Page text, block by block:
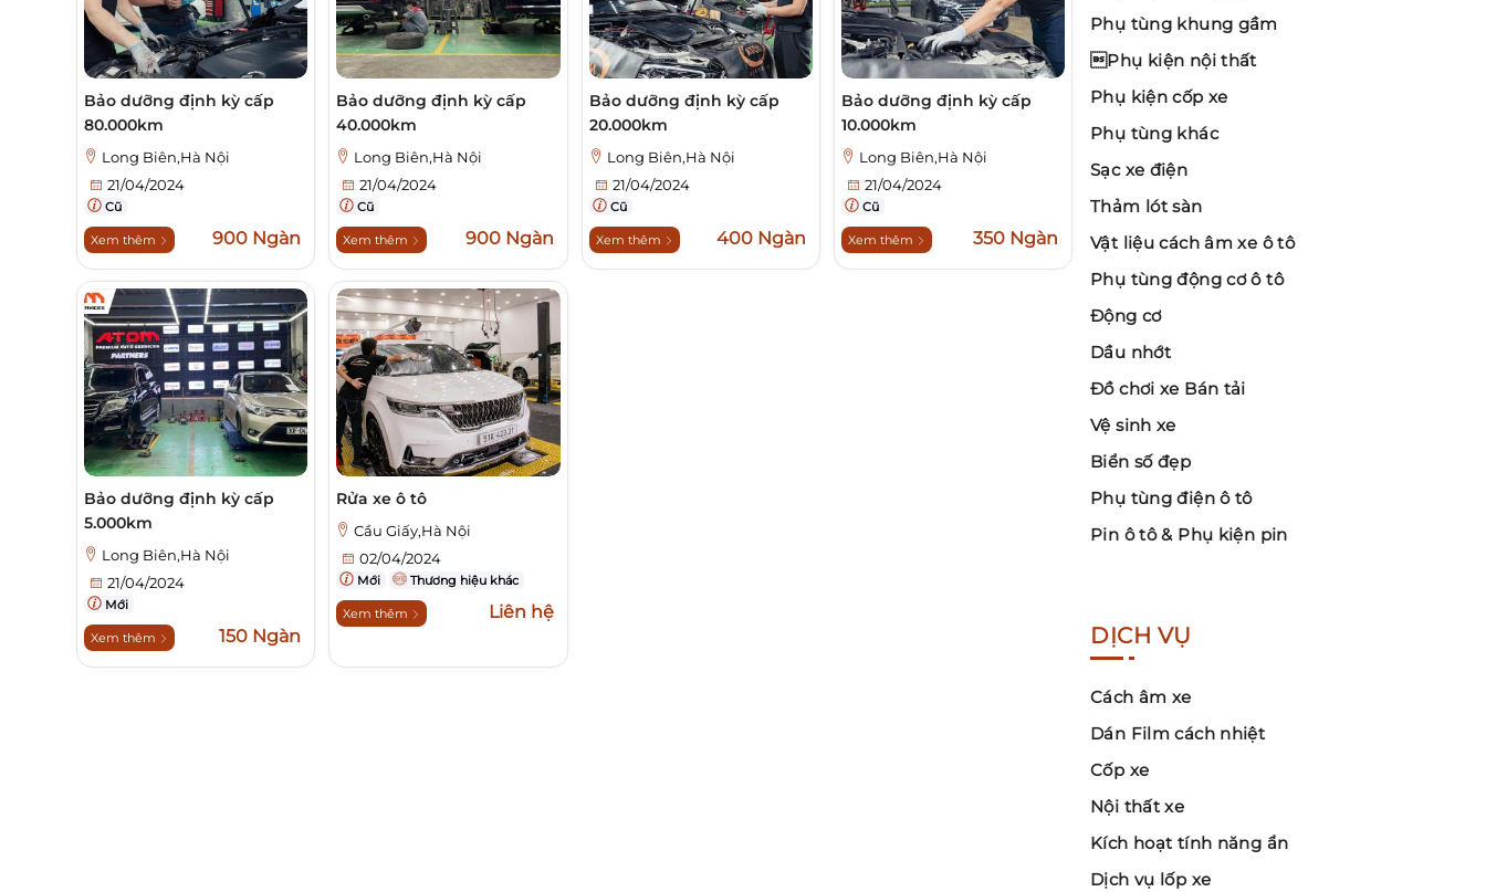
Bảo dưỡng định kỳ cấp
80.000km
Long Biên,Hà Nội
21/04/2024
Cũ
Xem thêm 900 Ngàn
Bảo dưỡng định kỳ cấp
40.000km
Long Biên,Hà Nội
21/04/2024
Cũ
Xem thêm 900 Ngàn
Bảo dưỡng định kỳ cấp
20.000km
Long Biên,Hà Nội
21/04/2024
Cũ
Xem thêm 400 Ngàn
Bảo dưỡng định kỳ cấp
10.000km
Long Biên,Hà Nội
21/04/2024
Cũ
Xem thêm 350 Ngàn
Bảo dưỡng định kỳ cấp
5.000km
Long Biên,Hà Nội
21/04/2024
Mới
Xem thêm 150 Ngàn
Rửa xe ô tô
Cầu Giấy,Hà Nội
02/04/2024
Mới Thương hiệu khác
Xem thêm Liên hệ
Phụ tùng khung gầm
Phụ kiện nội thất
Phụ kiện cốp xe
Phụ tùng khác
Sạc xe điện
Thảm lót sàn
Vật liệu cách âm xe ô tô
Phụ tùng động cơ ô tô
Động cơ
Dầu nhớt
Đồ chơi xe Bán tải
Vệ sinh xe
Biển số đẹp
Phụ tùng điện ô tô
Pin ô tô & Phụ kiện pin
DỊCH VỤ
Cách âm xe
Dán Film cách nhiệt
Cốp xe
Nội thất xe
Kích hoạt tính năng ẩn
Dịch vụ lốp xe